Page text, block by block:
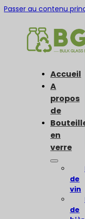
Passer au contenu
Accueil
A
propos
de
en
verre
de
vin
de